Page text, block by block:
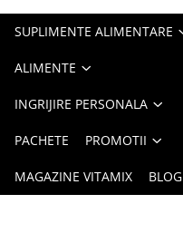
SUPLIMENTE ALIMENTARE
ALIMENTE
INGRIJIRE PERSONALA
PACHETE PROMOTII
MAGAZINE VITAMIX BLOG